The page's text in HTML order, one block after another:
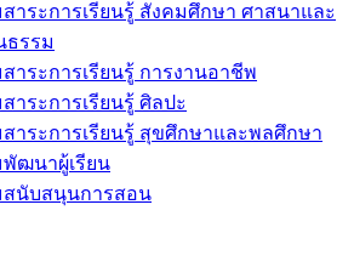
าระการเรียนรู้ สังคมศึกษา ศาสนาและ
รรม
าระการเรียนรู้ การงานอาชีพ
าระการเรียนรู้ ศิลปะ
าระการเรียนรู้ สุขศึกษาและพลศึกษา
ฒนาผู้เรียน
สนับสนุนการสอน